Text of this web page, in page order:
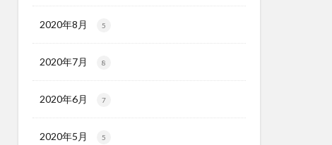
2020年8月 5
2020年7月 8
2020年6月 7
2020年5月 5